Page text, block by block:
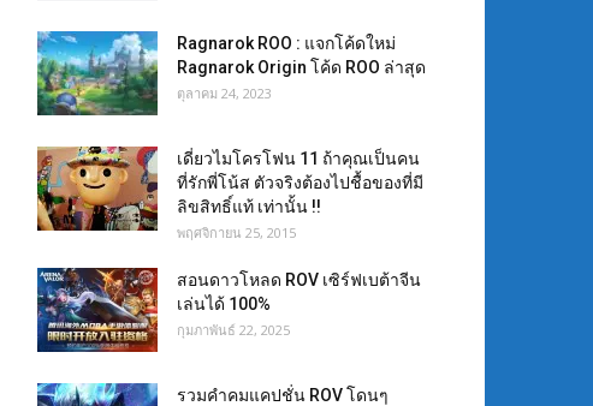
Ragnarok ROO : แจกโค้ดใหม่
Ragnarok Origin โค้ด ROO ล่าสุด
ตุลาคม 24, 2023
เดี่ยวไมโครโฟน 11 ถ้าคุณเป็นคน
ที่รักพี่โน้ส ตัวจริงต้องไปชื้อของที่มี
ลิขสิทธิ์แท้ เท่านั้น !!
พฤศจิกายน 25, 2015
สอนดาวโหลด ROV เซิร์ฟเบต้าจีน
เล่นได้ 100%
กุมภาพันธ์ 22, 2025
รวมคำคมแคปชั่น ROV โดนๆ